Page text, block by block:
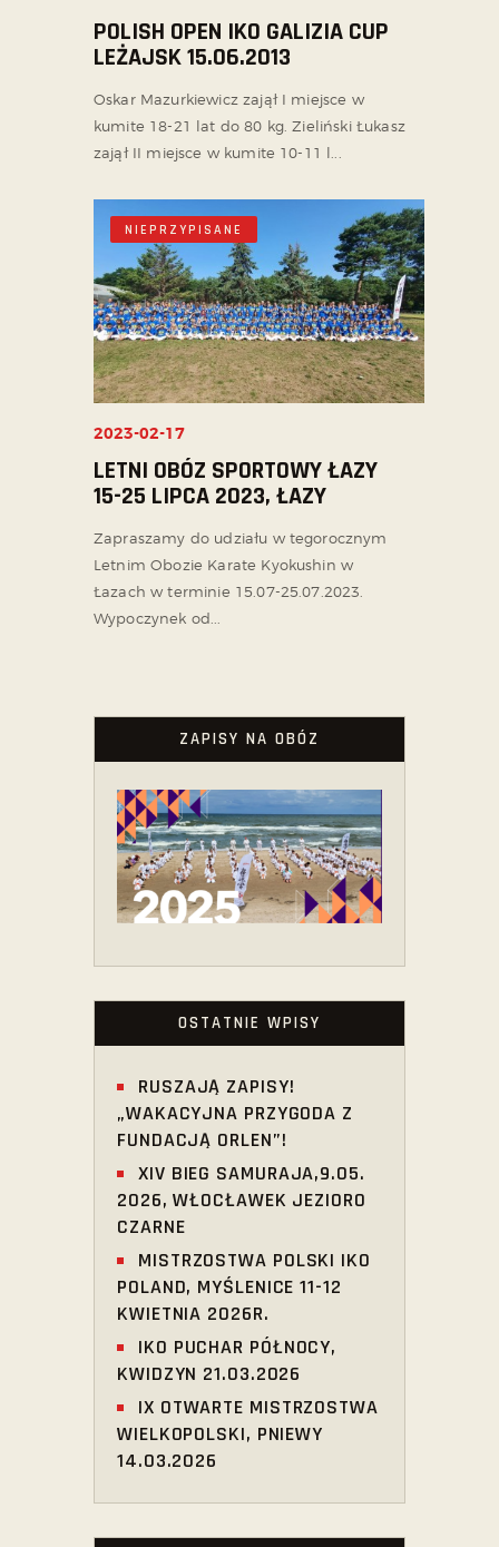
POLISH OPEN IKO GALIZIA CUP
LEŻAJSK 15.06.2013
Oskar Mazurkiewicz zajął I miejsce w
kumite 18-21 lat do 80 kg. Zieliński Łukasz
zajął II miejsce w kumite 10-11 l...
NIEPRZYPISANE
2023-02-17
LETNI OBÓZ SPORTOWY ŁAZY
15-25 LIPCA 2023, ŁAZY
Zapraszamy do udziału w tegorocznym
Letnim Obozie Karate Kyokushin w
Łazach w terminie 15.07-25.07.2023.
Wypoczynek od...
ZAPISY NA OBÓZ
OSTATNIE WPISY
RUSZAJĄ ZAPISY!
„WAKACYJNA PRZYGODA Z
FUNDACJĄ ORLEN”!
XIV BIEG SAMURAJA,9.05.
2026, WŁOCŁAWEK JEZIORO
CZARNE
MISTRZOSTWA POLSKI IKO
POLAND, MYŚLENICE 11-12
KWIETNIA 2026R.
IKO PUCHAR PÓŁNOCY,
KWIDZYN 21.03.2026
IX OTWARTE MISTRZOSTWA
WIELKOPOLSKI, PNIEWY
14.03.2026